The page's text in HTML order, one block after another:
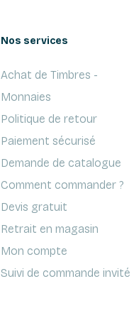
Nos services
Achat de Timbres -
Monnaies
Politique de retour
Paiement sécurisé
Demande de catalogue
Comment commander ?
Devis gratuit
Retrait en magasin
Mon compte
Suivi de commande invité